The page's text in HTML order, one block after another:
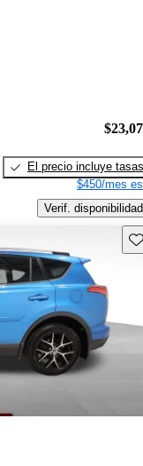
El precio incluye tasas
$450/mes
Verif. disponibilidad